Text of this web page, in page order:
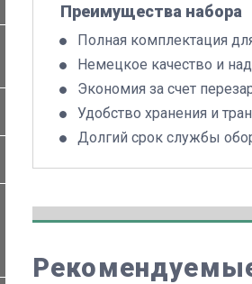
Преимущества набора
Полная комплектация
Немецкое качество и
Экономия за счет
Удобство хранения и
Долгий срок службы